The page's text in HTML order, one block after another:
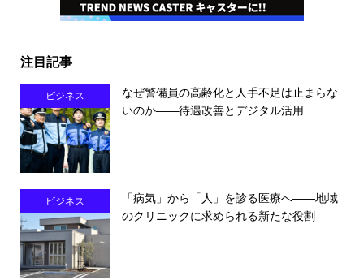
注目記事
ビジネス
なぜ警備員の高齢化と人手不足は止まらな
いのか――待遇改善とデジタル活用...
ビジネス
「病気」から「人」を診る医療へ――地域
のクリニックに求められる新たな役割